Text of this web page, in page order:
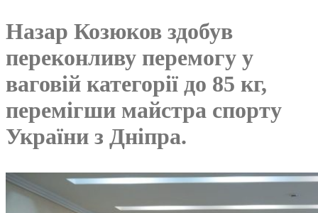
Назар Козюков здобув
переконливу перемогу у
ваговій категорії до 85 кг,
перемігши майстра спорту
України з Дніпра.